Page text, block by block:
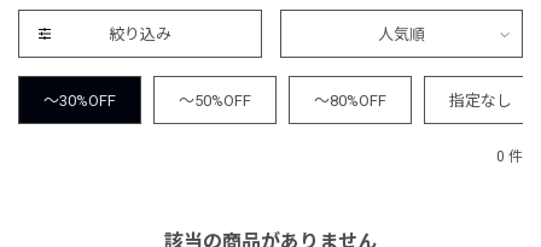
絞り込み 人気順
～30%OFF ～50%OFF ～80%OFF 指定なし
0 件
該当の商品がありません